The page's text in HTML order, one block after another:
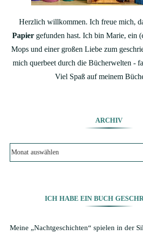
Herzlich willkommen. Ich freue mich,
Papier gefunden hast. Ich bin Marie, ein
Mops und einer großen Liebe zum
mich querbeet durch die Bücherwelten -
Viel Spaß auf meinem
ARCHIV
ICH HABE EIN BUCH
Meine „Nachtgeschichten“ spielen in der